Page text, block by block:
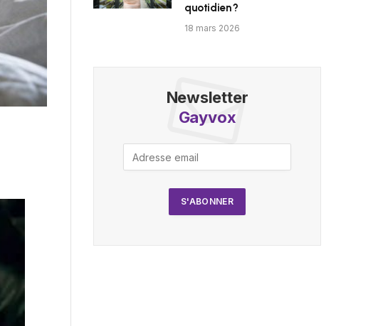
quotidien ?
18 mars 2026
Newsletter
Gayvox